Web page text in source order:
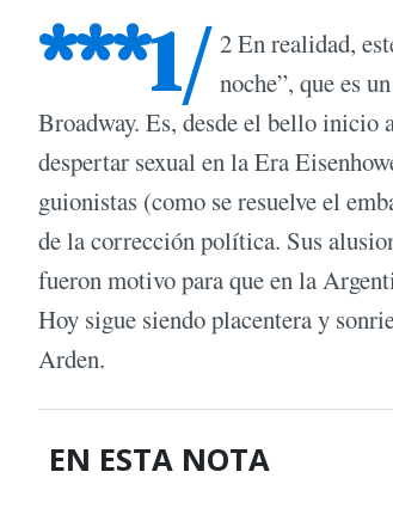
***1/ 2 En realidad,
noche”, que es
Broadway. Es, desde el bello inicio
despertar sexual en la Era
guionistas (como se resuelve el
de la corrección política. Sus
fueron motivo para que en la
Hoy sigue siendo placentera y
Arden.
EN ESTA NOTA